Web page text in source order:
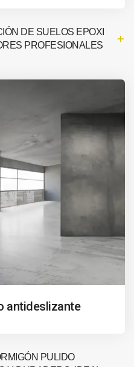
DE SUELOS EPOXI
PROFESIONALES
antideslizante
PULIDO